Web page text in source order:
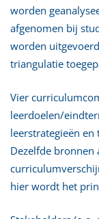
worden
afgenomen bij
worden
triangulatie
Vier
leerdoelen/
leerstrategieën
Dezelfde bronnen
hier wordt het